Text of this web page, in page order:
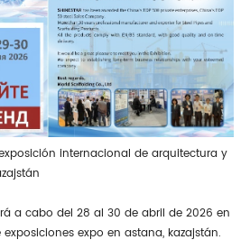
a cabo del 28 al 30 de abril de 2026 en
expo en astana, kazajstán.